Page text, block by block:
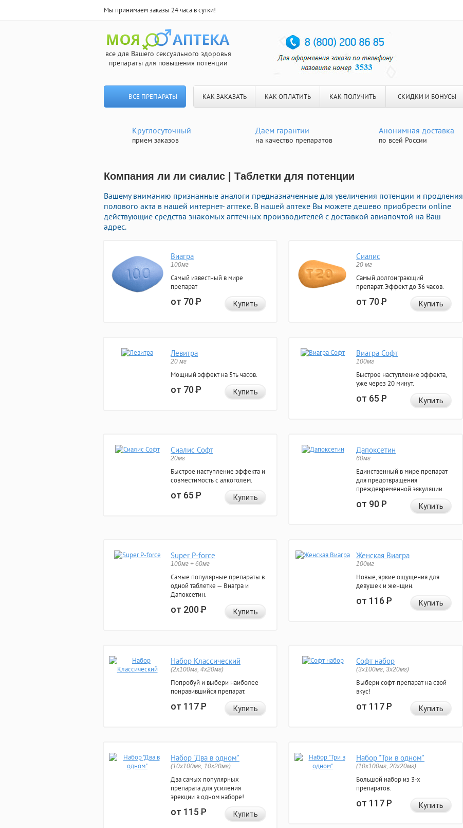
Мы принимаем заказы 24 часа в сутки!
все для Вашего сексуального здоровья
препараты для повышения потенции
ВСЕ ПРЕПАРАТЫ КАК ЗАКАЗАТЬ КАК ОПЛАТИТЬ КАК ПОЛУЧИТЬ СКИДКИ И БОНУСЫ
Круглосуточный
прием заказов
Даем гарантии
на качество препаратов
Анонимная доставка
по всей России
Компания ли ли сиалис | Таблетки для потенции
Вашему вниманию признанные аналоги предназначенные для увеличения потенции и продления
полового акта в нашей интернет- аптеке. В нашей аптеке Вы можете дешево приобрести online
действующие средства знакомых аптечных производителей с доставкой авиапочтой на Ваш
адрес.
Виагра
100мг
Самый известный в мире
препарат
от 70Р Купить
Сиалис
20 мг
Самый долгоиграющий
препарат. Эффект до 36 часов.
от 70Р Купить
Левитра
20 мг
Мощный эффект на 5ть часов.
от 70Р Купить
Виагра Софт
100мг
Быстрое наступление эффекта,
уже через 20 минут.
от 65Р Купить
Сиалис Софт
20мг
Быстрое наступление эффекта и
совместимость с алкоголем.
от 65Р Купить
Дапоксетин
60мг
Единственный в мире препарат
для предотвращения
преждевременной эякуляции.
от 90Р Купить
Super P-force
100мг + 60мг
Самые популярные препараты в
одной таблетке — Виагра и
Дапоксетин.
от 200Р Купить
Женская Виагра
100мг
Новые, яркие ощущения для
девушек и женщин.
от 116Р Купить
Набор Классический
(2x100мг, 4x20мг)
Попробуй и выбери наиболее
понравившийся препарат.
от 117Р Купить
Софт набор
(3x100мг, 3x20мг)
Выбери софт-препарат на свой
вкус!
от 117Р Купить
Набор "Два в одном"
(10x100мг, 10x20мг)
Два самых популярных
препарата для усиления
эрекции в одном наборе!
от 115Р Купить
Набор "Три в одном"
(10x100мг, 20x20мг)
Большой набор из 3-х
препаратов.
от 117Р Купить